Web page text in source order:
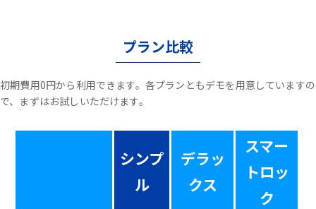
プラン比較
初期費用0円から利用できます。各プランともデモを用意していますの
で、まずはお試しいただけます。
シンプ
ル
デラッ
クス
スマー
トロッ
ク